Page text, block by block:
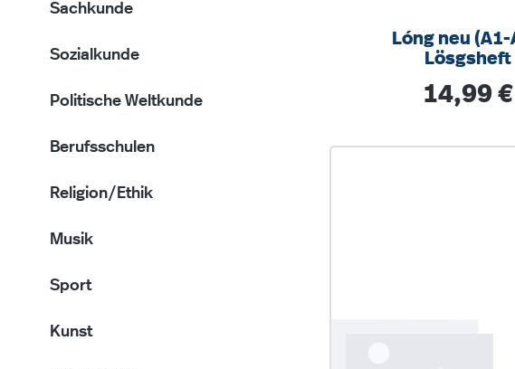
Sachkunde
Sozialkunde
Politische Weltkunde
Berufsschulen
Religion/Ethik
Musik
Sport
Kunst
Lóng neu (A1-
Lösgsheft
Regulärer
14,99 €